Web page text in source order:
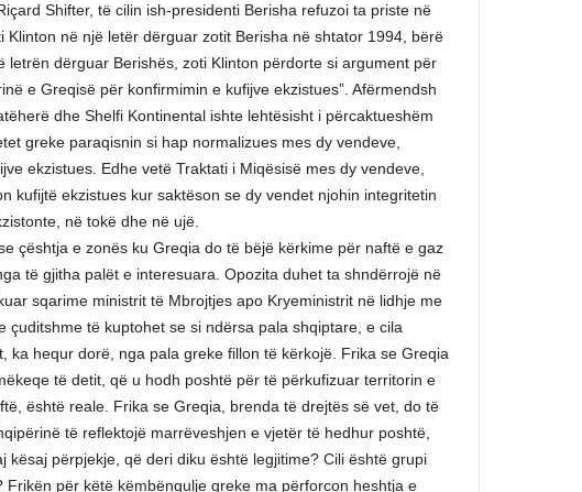
Shifter, të cilin ish-presidenti Berisha refuzoi ta priste në
Klinton në një letër dërguar zotit Berisha në shtator 1994, bërë
letrën dërguar Berishës, zoti Klinton përdorte si argument për
e Greqisë për konfirmimin e kufijve ekzistues”. Afërmendsh
dhe Shelfi Kontinental ishte lehtësisht i përcaktueshëm
greke paraqisnin si hap normalizues mes dy vendeve,
ekzistues. Edhe vetë Traktati i Miqësisë mes dy vendeve,
kufijtë ekzistues kur saktëson se dy vendet njohin integritetin
në tokë dhe në ujë.
çështja e zonës ku Greqia do të bëjë kërkime për naftë e gaz
të gjitha palët e interesuara. Opozita duhet ta shndërrojë në
sqarime ministrit të Mbrojtjes apo Kryeministrit në lidhje me
çuditshme të kuptohet se si ndërsa pala shqiptare, e cila
ka hequr dorë, nga pala greke fillon të kërkojë. Frika se Greqia
të detit, që u hodh poshtë për të përkufizuar territorin e
është reale. Frika se Greqia, brenda të drejtës së vet, do të
të reflektojë marrëveshjen e vjetër të hedhur poshtë,
kësaj përpjekje, që deri diku është legjitime? Cili është grupi
për këtë këmbëngulje greke ma përforcon heshtja e